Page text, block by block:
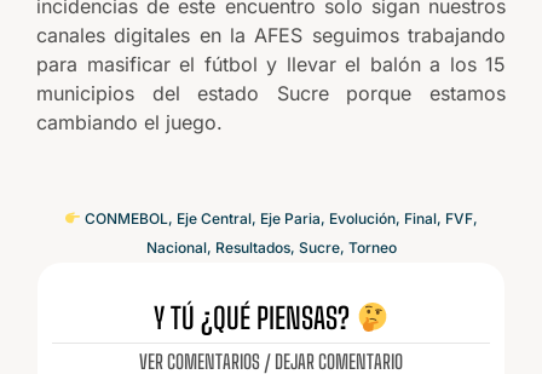
incidencias de este encuentro solo sigan nuestros
canales digitales en la AFES seguimos trabajando
para masificar el fútbol y llevar el balón a los 15
municipios del estado Sucre porque estamos
cambiando el juego.
CONMEBOL, Eje Central, Eje Paria, Evolución, Final, FVF,
Nacional, Resultados, Sucre, Torneo
Y TÚ ¿QUÉ PIENSAS?
VER COMENTARIOS / DEJAR COMENTARIO